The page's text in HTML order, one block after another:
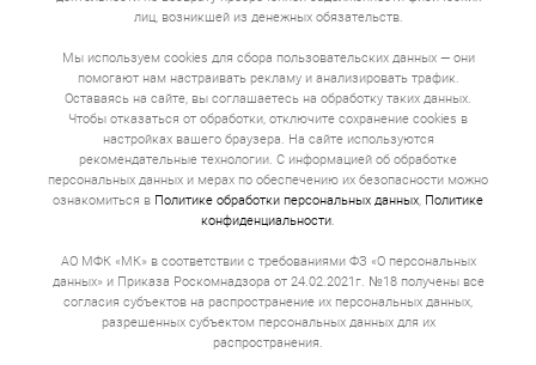
лиц, возникшей из денежных обязательств.
Мы используем cookies для сбора пользовательских данных — они
помогают нам настраивать рекламу и анализировать трафик.
Оставаясь на сайте, вы соглашаетесь на обработку таких данных.
Чтобы отказаться от обработки, отключите сохранение cookies в
настройках вашего браузера. На сайте используются
рекомендательные технологии. С информацией об обработке
персональных данных и мерах по обеспечению их безопасности можно
ознакомиться в Политике обработки персональных данных, Политике
конфиденциальности.
АО МФК «МК» в соответствии с требованиями ФЗ «О персональных
данных» и Приказа Роскомнадзора от 24.02.2021г. №18 получены все
согласия субъектов на распространение их персональных данных,
разрешенных субъектом персональных данных для их
распространения.